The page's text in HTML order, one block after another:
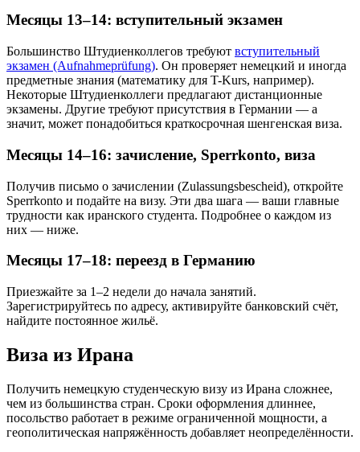
Месяцы 13–14: вступительный экзамен
Большинство Штудиенколлегов требуют вступительный
экзамен (Aufnahmeprüfung). Он проверяет немецкий и иногда
предметные знания (математику для T-Kurs, например).
Некоторые Штудиенколлеги предлагают дистанционные
экзамены. Другие требуют присутствия в Германии — а
значит, может понадобиться краткосрочная шенгенская виза.
Месяцы 14–16: зачисление, Sperrkonto, виза
Получив письмо о зачислении (Zulassungsbescheid), откройте
Sperrkonto и подайте на визу. Эти два шага — ваши главные
трудности как иранского студента. Подробнее о каждом из
них — ниже.
Месяцы 17–18: переезд в Германию
Приезжайте за 1–2 недели до начала занятий.
Зарегистрируйтесь по адресу, активируйте банковский счёт,
найдите постоянное жильё.
Виза из Ирана
Получить немецкую студенческую визу из Ирана сложнее,
чем из большинства стран. Сроки оформления длиннее,
посольство работает в режиме ограниченной мощности, а
геополитическая напряжённость добавляет неопределённости.